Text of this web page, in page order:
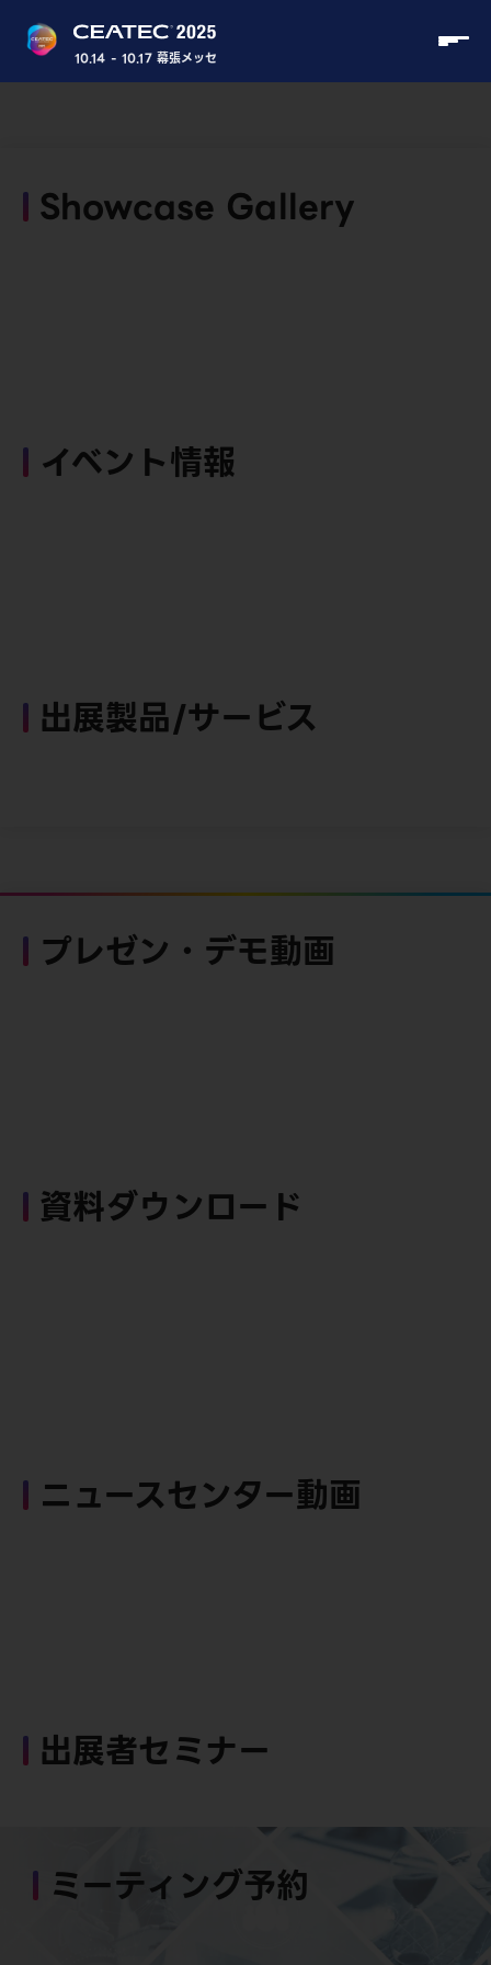
10.14 - 10.17 幕張メッセ
Showcase Gallery
イベント情報
出展製品/サービス
プレゼン・デモ動画
資料ダウンロード
ニュースセンター動画
出展者セミナー
ミーティング予約